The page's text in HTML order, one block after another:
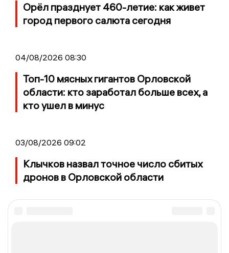
Орёл празднует 460-летие: как живет
город первого салюта сегодня
04/08/2026 08:30
Топ-10 мясных гигантов Орловской
области: кто заработал больше всех, а
кто ушел в минус
03/08/2026 09:02
Клычков назвал точное число сбитых
дронов в Орловской области